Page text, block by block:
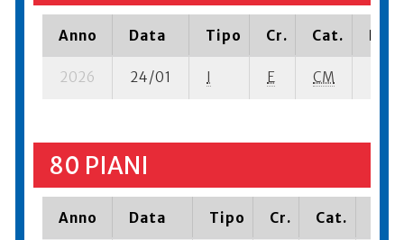
Anno Data Tipo Cr. Cat.
2026 24/01 I E CM
80 PIANI
Anno Data Tipo Cr. Cat.